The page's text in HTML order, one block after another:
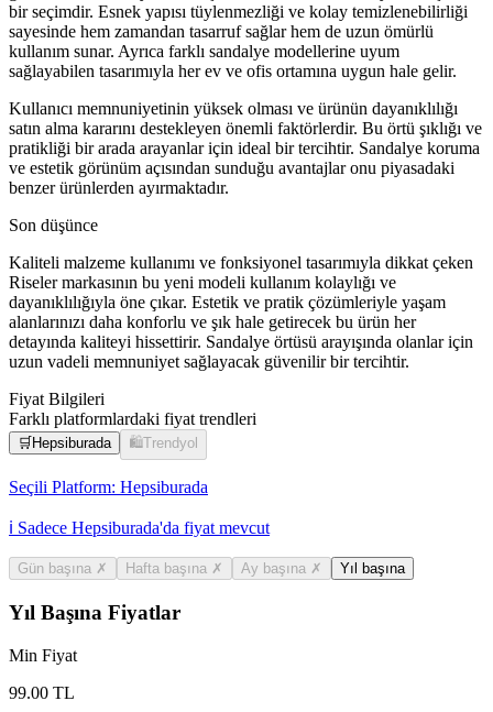
bir seçimdir. Esnek yapısı tüylenmezliği ve kolay temizlenebilirliği
sayesinde hem zamandan tasarruf sağlar hem de uzun ömürlü
kullanım sunar. Ayrıca farklı sandalye modellerine uyum
sağlayabilen tasarımıyla her ev ve ofis ortamına uygun hale gelir.
Kullanıcı memnuniyetinin yüksek olması ve ürünün dayanıklılığı
satın alma kararını destekleyen önemli faktörlerdir. Bu örtü şıklığı ve
pratikliği bir arada arayanlar için ideal bir tercihtir. Sandalye koruma
ve estetik görünüm açısından sunduğu avantajlar onu piyasadaki
benzer ürünlerden ayırmaktadır.
Son düşünce
Kaliteli malzeme kullanımı ve fonksiyonel tasarımıyla dikkat çeken
Riseler markasının bu yeni modeli kullanım kolaylığı ve
dayanıklılığıyla öne çıkar. Estetik ve pratik çözümleriyle yaşam
alanlarınızı daha konforlu ve şık hale getirecek bu ürün her
detayında kaliteyi hissettirir. Sandalye örtüsü arayışında olanlar için
uzun vadeli memnuniyet sağlayacak güvenilir bir tercihtir.
Fiyat Bilgileri
Farklı platformlardaki fiyat trendleri
🛒 Hepsiburada 🛍️Trendyol
Seçili Platform: Hepsiburada
ℹ️ Sadece Hepsiburada'da fiyat mevcut
Gün başına ✗ Hafta başına ✗ Ay başına ✗ Yıl başına
Yıl Başına Fiyatlar
Min Fiyat
99.00 TL